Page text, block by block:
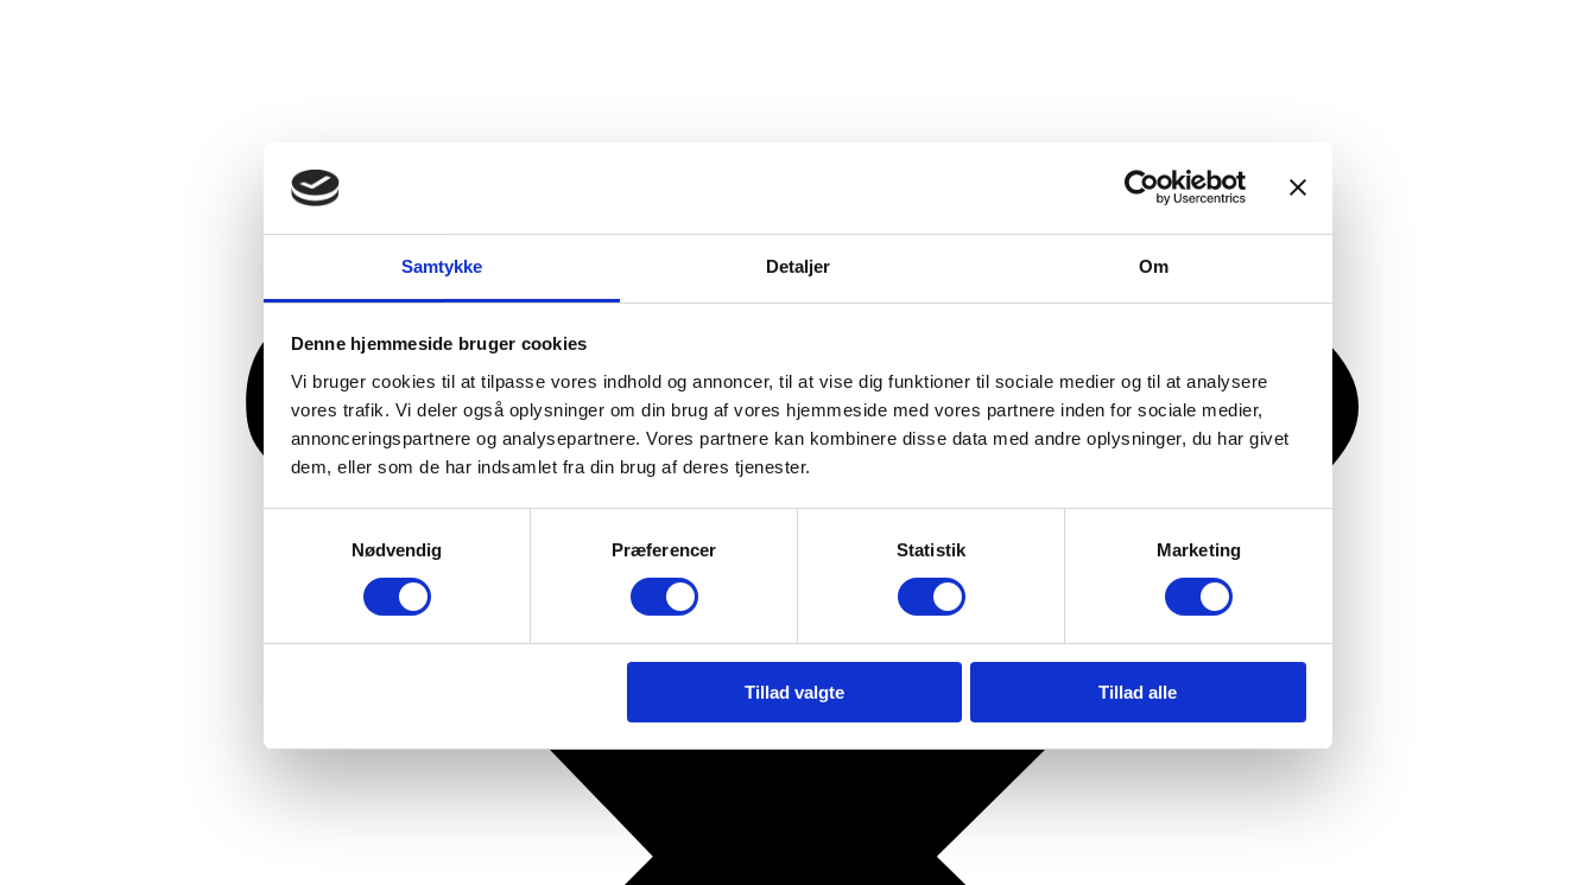
Samtykke Detaljer Om
Denne hjemmeside bruger cookies
Vi bruger cookies til at tilpasse vores indhold og annoncer, til at vise dig funktioner til sociale medier og til at analysere
vores trafik. Vi deler også oplysninger om din brug af vores hjemmeside med vores partnere inden for sociale medier,
annonceringspartnere og analysepartnere. Vores partnere kan kombinere disse data med andre oplysninger, du har givet
dem, eller som de har indsamlet fra din brug af deres tjenester.
Nødvendig
Præferencer Statistik Marketing
Tillad valgte Tillad alle